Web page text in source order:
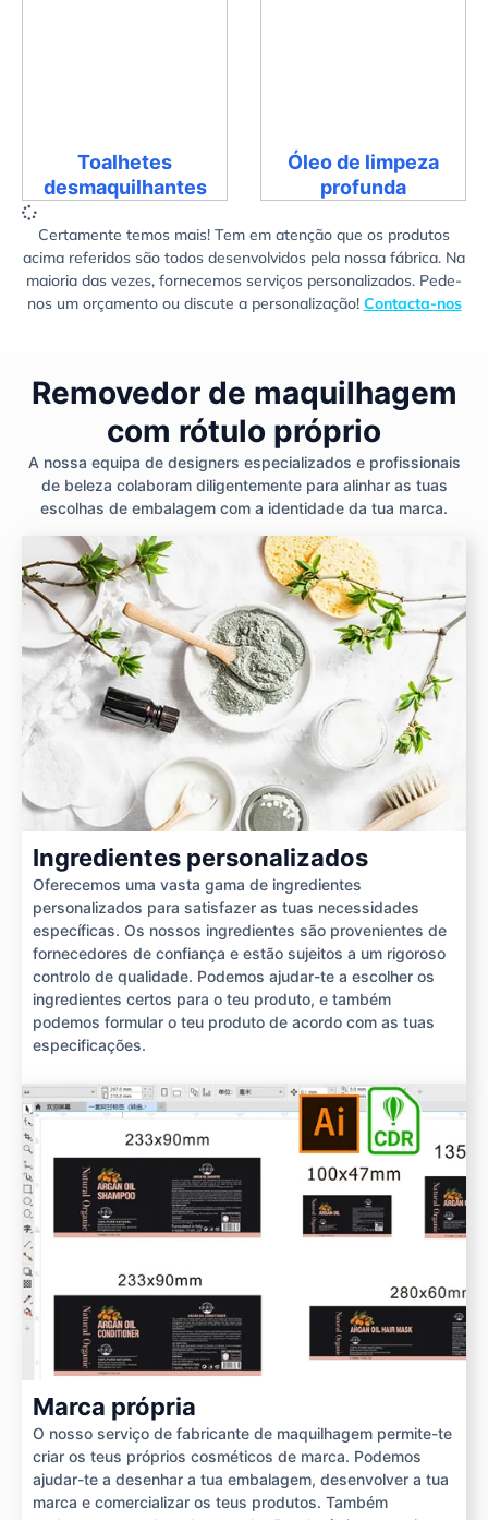
Toalhetes
desmaquilhantes
Óleo de limpeza
profunda
Certamente temos mais! Tem em atenção que os produtos
acima referidos são todos desenvolvidos pela nossa fábrica. Na
maioria das vezes, fornecemos serviços personalizados. Pede-
nos um orçamento ou discute a personalização! Contacta-nos
Removedor de maquilhagem
com rótulo próprio
A nossa equipa de designers especializados e profissionais
de beleza colaboram diligentemente para alinhar as tuas
escolhas de embalagem com a identidade da tua marca.
Ingredientes personalizados
Oferecemos uma vasta gama de ingredientes
personalizados para satisfazer as tuas necessidades
específicas. Os nossos ingredientes são provenientes de
fornecedores de confiança e estão sujeitos a um rigoroso
controlo de qualidade. Podemos ajudar-te a escolher os
ingredientes certos para o teu produto, e também
podemos formular o teu produto de acordo com as tuas
especificações.
Marca própria
O nosso serviço de fabricante de maquilhagem permite-te
criar os teus próprios cosméticos de marca. Podemos
ajudar-te a desenhar a tua embalagem, desenvolver a tua
marca e comercializar os teus produtos. Também